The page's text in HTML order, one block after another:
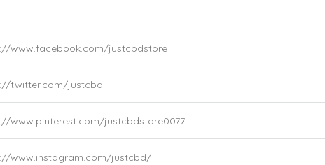
www.facebook.com/justcbdstore
twitter.com/justcbd
www.pinterest.com/justcbdstore0077
www.instagram.com/justcbd/